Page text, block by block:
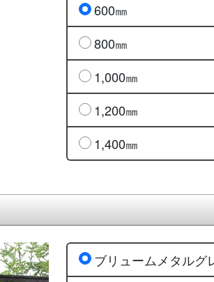
600㎜
800㎜
1,000㎜
1,200㎜
1,400㎜
ブリュームメタルグ